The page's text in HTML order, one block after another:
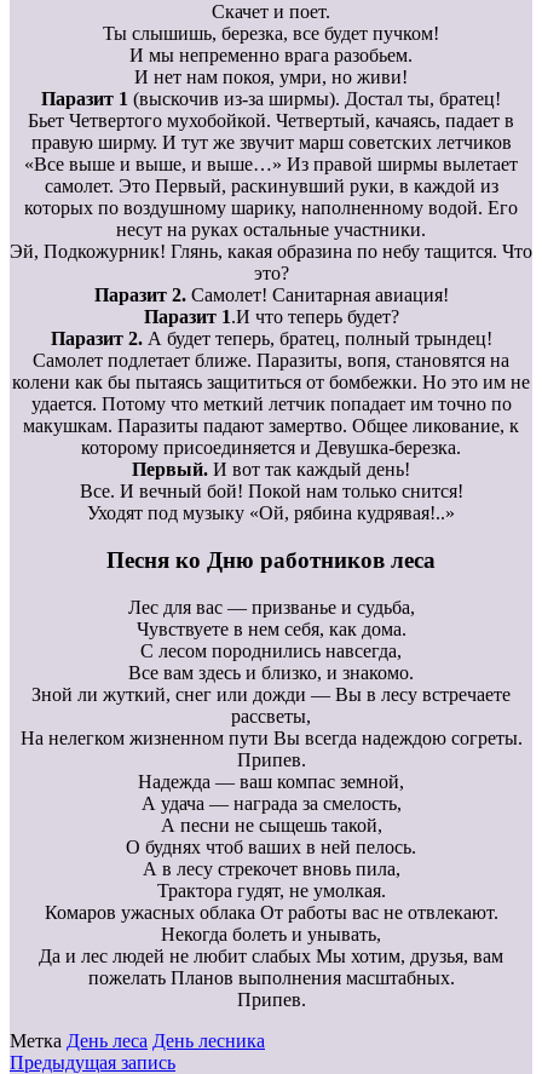
Скачет и поет.
Ты слышишь, березка, все будет пучком!
И мы непременно врага разобьем.
И нет нам покоя, умри, но живи!
Паразит 1 (выскочив из-за ширмы). Достал ты, братец!
Бьет Четвертого мухобойкой. Четвертый, качаясь, падает в
правую ширму. И тут же звучит марш советских летчиков
«Все выше и выше, и выше…» Из правой ширмы вылетает
самолет. Это Первый, раскинувший руки, в каждой из
которых по воздушному шарику, наполненному водой. Его
несут на руках остальные участники.
Эй, Подкожурник! Глянь, какая образина по небу тащится. Что
это?
Паразит 2.Самолет! Санитарная авиация!
Паразит 1.И что теперь будет?
Паразит 2.А будет теперь, братец, полный трындец!
Самолет подлетает ближе. Паразиты, вопя, становятся на
колени как бы пытаясь защититься от бомбежки. Но это им не
удается. Потому что меткий летчик попадает им точно по
макушкам. Паразиты падают замертво. Общее ликование, к
которому присоединяется и Девушка-березка.
Первый. И вот так каждый день!
Все. И вечный бой! Покой нам только снится!
Уходят под музыку «Ой, рябина кудрявая!..»
Песня ко Дню работников леса
Лес для вас — призванье и судьба,
Чувствуете в нем себя, как дома.
С лесом породнились навсегда,
Все вам здесь и близко, и знакомо.
Зной ли жуткий, снег или дожди — Вы в лесу встречаете
рассветы,
На нелегком жизненном пути Вы всегда надеждою согреты.
Припев.
Надежда — ваш компас земной,
А удача — награда за смелость,
А песни не сыщешь такой,
О буднях чтоб ваших в ней пелось.
А в лесу стрекочет вновь пила,
Трактора гудят, не умолкая.
Комаров ужасных облака От работы вас не отвлекают.
Некогда болеть и унывать,
Да и лес людей не любит слабых Мы хотим, друзья, вам
пожелать Планов выполнения масштабных.
Припев.
Метка День леса День лесника
Предыдущая запись